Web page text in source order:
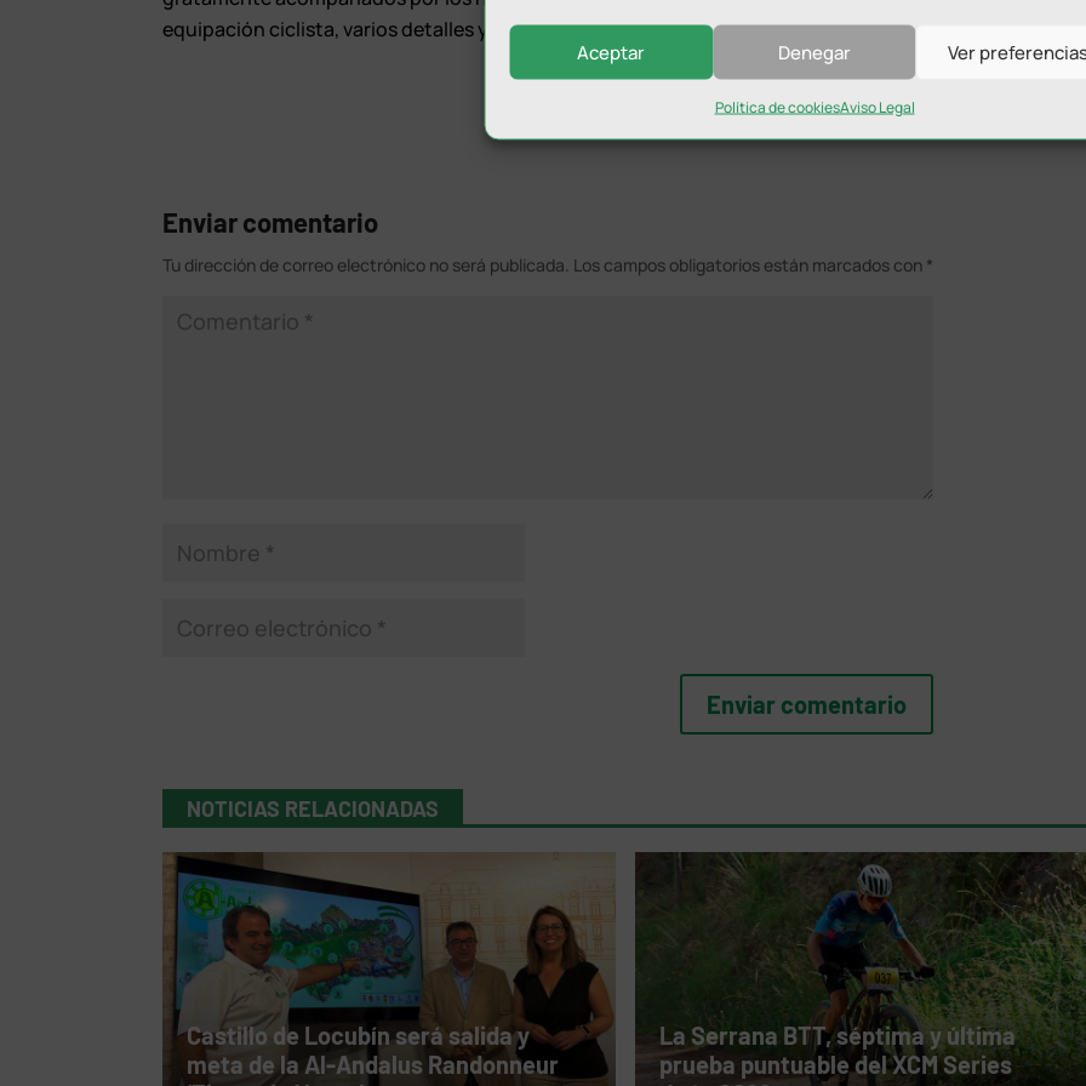
Aceptar Denegar Ver
Política de cookiesAviso Legal
equipación ciclista, varios detalles y, como colofón, una bicicleta de montaña.
Enviar comentario
Tu dirección de correo electrónico no será publicada. Los campos obligatorios están marcados con *
NOTICIAS RELACIONADAS
Castillo de Locubín será salida y
meta de la Al-Andalus Randonneur
La Serrana BTT, séptima y última
prueba puntuable del XCM Series